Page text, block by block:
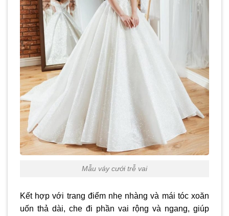
Mẫu váy cưới trễ vai
Kết hợp với trang điểm nhẹ nhàng và mái tóc xoăn
uốn thả dài, che đi phần vai rộng và ngang, giúp